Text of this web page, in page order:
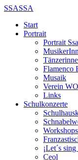
SSASSA
Start
Portrait
Portrait
Flamenco
Musaik
Verein
Links
Schulkonzerte
¡Let´s
Ceol